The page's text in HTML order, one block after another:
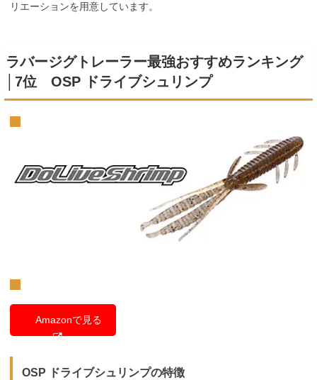
リエーションを用意しています。
ラバージグトレーラー最強おすすめランキング
│7位 OSP ドライブシュリンプ
Amazonで見る
OSP ドライブシュリンプの特徴